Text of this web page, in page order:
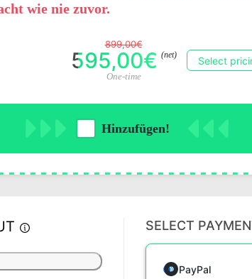
wie nie zuvor.
899,00€
595,00€ (net) Select
One-time
Hinzufügen!
SELECT
PayPal